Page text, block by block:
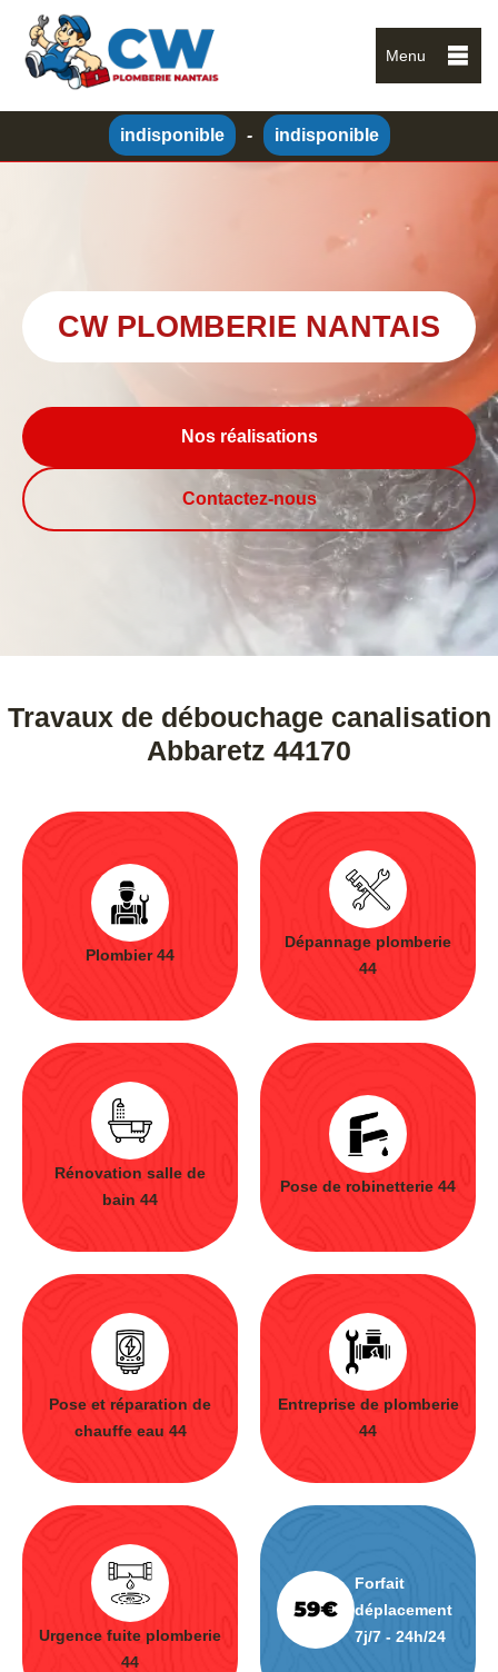
Menu
indisponible - indisponible
CW PLOMBERIE NANTAIS
Nos réalisations
Contactez-nous
Travaux de débouchage canalisation
Abbaretz 44170
Plombier 44
Dépannage plomberie
44
Rénovation salle de
bain 44
Pose de robinetterie 44
Pose et réparation de
chauffe eau 44
Entreprise de plomberie
44
Urgence fuite plomberie
44
Forfait
déplacement
7j/7 - 24h/24